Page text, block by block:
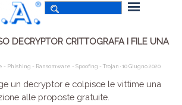
DECRYPTOR CRITTOGRAFA I FILE UNA
Phishing - Ransomware - Spoofing - Trojan · 10 Giugno 2020
un decryptor e colpisce le vittime una
alle proposte gratuite.